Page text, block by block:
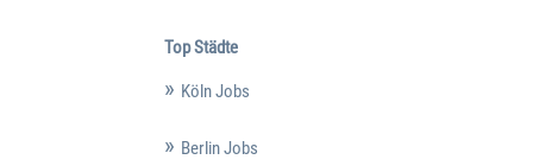
Top Städte
Köln Jobs
Berlin Jobs